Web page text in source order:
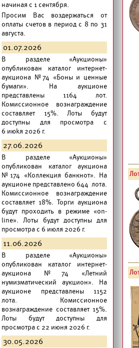
начиная с 1 сентября.
Просим Вас воздержаться от
оплаты счетов в период с 8 по 31
августа.
01.07.2026
В разделе «Аукционы»
опубликован каталог интернет-
аукциона №74 «Боны и ценные
бумаги». На аукционе
представлены 1164 лот.
Комиссионное вознаграждение
составляет 15%. Лоты будут
доступны для просмотра с
6 июkя 2026 г.
27.06.2026
В разделе «Аукционы»
опубликован каталог аукциона
№174 «Коллекция банкнот». На
аукционе представлено 644 лота.
Комиссионное вознаграждение
составляет 18%. Торги аукциона
будут проходить в режиме «on-
line». Лоты будут доступны для
просмотра с 6 июля 2026 г.
11.06.2026
В разделе «Аукционы»
опубликован каталог интернет-
аукциона №74 «Летний
нумизматический аукцион». На
аукционе представлены 1152
лота. Комиссионное
вознаграждение составляет 15%.
Лоты будут доступны для
просмотра с 22 июня 2026 г.
30.05.2026